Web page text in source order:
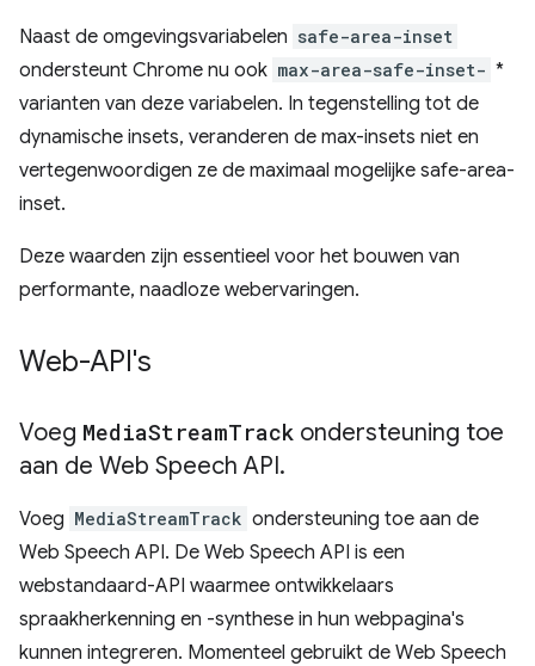
Naast de omgevingsvariabelen safe-area-inset
ondersteunt Chrome nu ook max-area-safe-inset- *
varianten van deze variabelen. In tegenstelling tot de
dynamische insets, veranderen de max-insets niet en
vertegenwoordigen ze de maximaal mogelijke safe-area-
inset.
Deze waarden zijn essentieel voor het bouwen van
performante, naadloze webervaringen.
Web-API's
Voeg MediaStreamTrack ondersteuning toe
aan de Web Speech API.
Voeg MediaStreamTrack ondersteuning toe aan de
Web Speech API. De Web Speech API is een
webstandaard-API waarmee ontwikkelaars
spraakherkenning en -synthese in hun webpagina's
kunnen integreren. Momenteel gebruikt de Web Speech